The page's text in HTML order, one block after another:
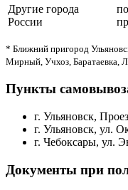
Другие города
России
* Ближний пригород
Мирный, Учхоз, Баратаевка,
Пункты
г. Ульяновск,
г. Ульяновск, ул.
г. Чебоксары, ул.
Документы при